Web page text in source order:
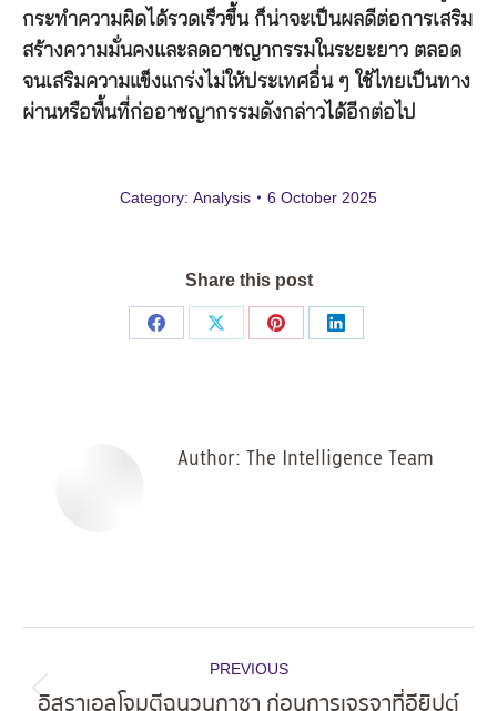
กระทำความผิดได้รวดเร็วขึ้น ก็น่าจะเป็นผลดีต่อการเสริม
สร้างความมั่นคงและลดอาชญากรรมในระยะยาว ตลอด
จนเสริมความแข็งแกร่งไม่ให้ประเทศอื่น ๆ ใช้ไทยเป็นทาง
ผ่านหรือพื้นที่ก่ออาชญากรรมดังกล่าวได้อีกต่อไป
Category: Analysis 6 October 2025
Share this post
Share
Share
Share
Share
Author: The Intelligence Team
navigation
PREVIOUS
Previous
อิสราเอลโจมตีฉนวนกาซา ก่อนการเจรจาที่อียิปต์